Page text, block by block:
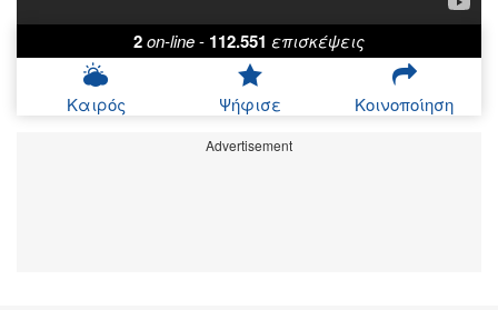
2on-line- 112.551 επισκέψεις
Καιρός Ψήφισε Κοινοποίηση
Advertisement